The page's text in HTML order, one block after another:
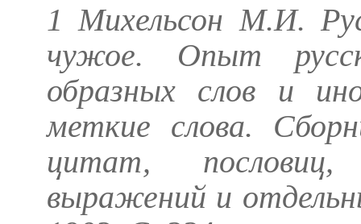
1 Михельсон М.И.
чужое. Опыт
образных слов и
меткие слова.
цитат, пословиц,
выражений и